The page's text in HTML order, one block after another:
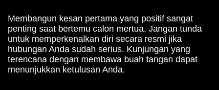
Membangun kesan pertama yang positif sangat
penting saat bertemu calon mertua. Jangan tunda
untuk memperkenalkan diri secara resmi jika
hubungan Anda sudah serius. Kunjungan yang
terencana dengan membawa buah tangan dapat
menunjukkan ketulusan Anda.